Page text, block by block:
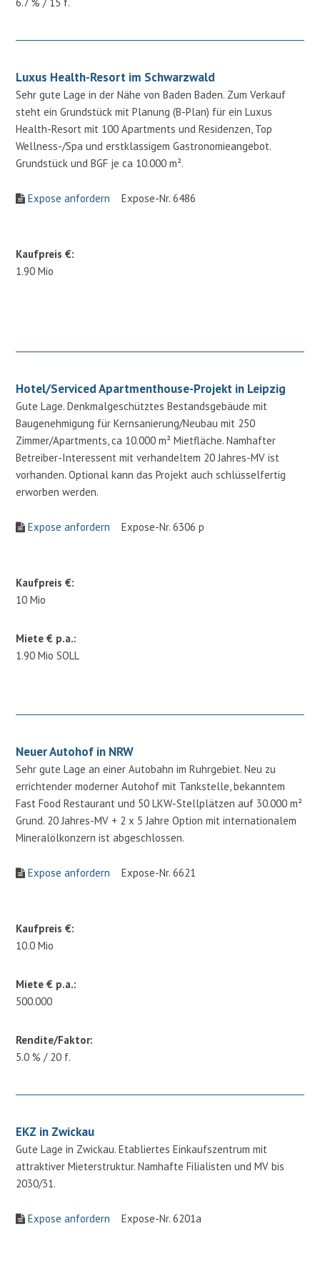
Luxus Health-Resort im Schwarzwald
Sehr gute Lage in der Nähe von Baden Baden. Zum Verkauf
steht ein Grundstück mit Planung (B-Plan) für ein Luxus
Health-Resort mit 100 Apartments und Residenzen, Top
Wellness-/Spa und erstklassigem Gastronomieangebot.
Grundstück und BGF je ca 10.000 m².
Expose anfordern Expose-Nr. 6486
Kaufpreis €:
1.90 Mio
Hotel/Serviced Apartmenthouse-Projekt in Leipzig
Gute Lage. Denkmalgeschütztes Bestandsgebäude mit
Baugenehmigung für Kernsanierung/Neubau mit 250
Zimmer/Apartments, ca 10.000 m² Mietfläche. Namhafter
Betreiber-Interessent mit verhandeltem 20 Jahres-MV ist
vorhanden. Optional kann das Projekt auch schlüsselfertig
erworben werden.
Expose anfordern Expose-Nr. 6306 p
Kaufpreis €:
10 Mio
Miete € p.a.:
1.90 Mio SOLL
Neuer Autohof in NRW
Sehr gute Lage an einer Autobahn im Ruhrgebiet. Neu zu
errichtender moderner Autohof mit Tankstelle, bekanntem
Fast Food Restaurant und 50 LKW-Stellplätzen auf 30.000 m²
Grund. 20 Jahres-MV + 2 x 5 Jahre Option mit internationalem
Mineralölkonzern ist abgeschlossen.
Expose anfordern Expose-Nr. 6621
Kaufpreis €:
10.0 Mio
Miete € p.a.:
500.000
Rendite/Faktor:
5.0 % / 20 f.
EKZ in Zwickau
Gute Lage in Zwickau. Etabliertes Einkaufszentrum mit
attraktiver Mieterstruktur. Namhafte Filialisten und MV bis
2030/31.
Expose anfordern Expose-Nr. 6201a